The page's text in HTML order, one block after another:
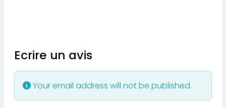
Ecrire un avis
Your email address will not be published.